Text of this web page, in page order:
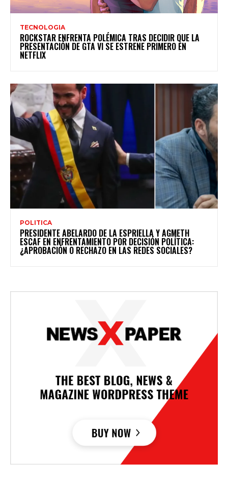
TECNOLOGIA
ROCKSTAR ENFRENTA POLÉMICA TRAS DECIDIR QUE LA
PRESENTACIÓN DE GTA VI SE ESTRENE PRIMERO EN
NETFLIX
POLITICA
PRESIDENTE ABELARDO DE LA ESPRIELLA Y AGMETH
ESCAF EN ENFRENTAMIENTO POR DECISIÓN POLÍTICA:
¿APROBACIÓN O RECHAZO EN LAS REDES SOCIALES?